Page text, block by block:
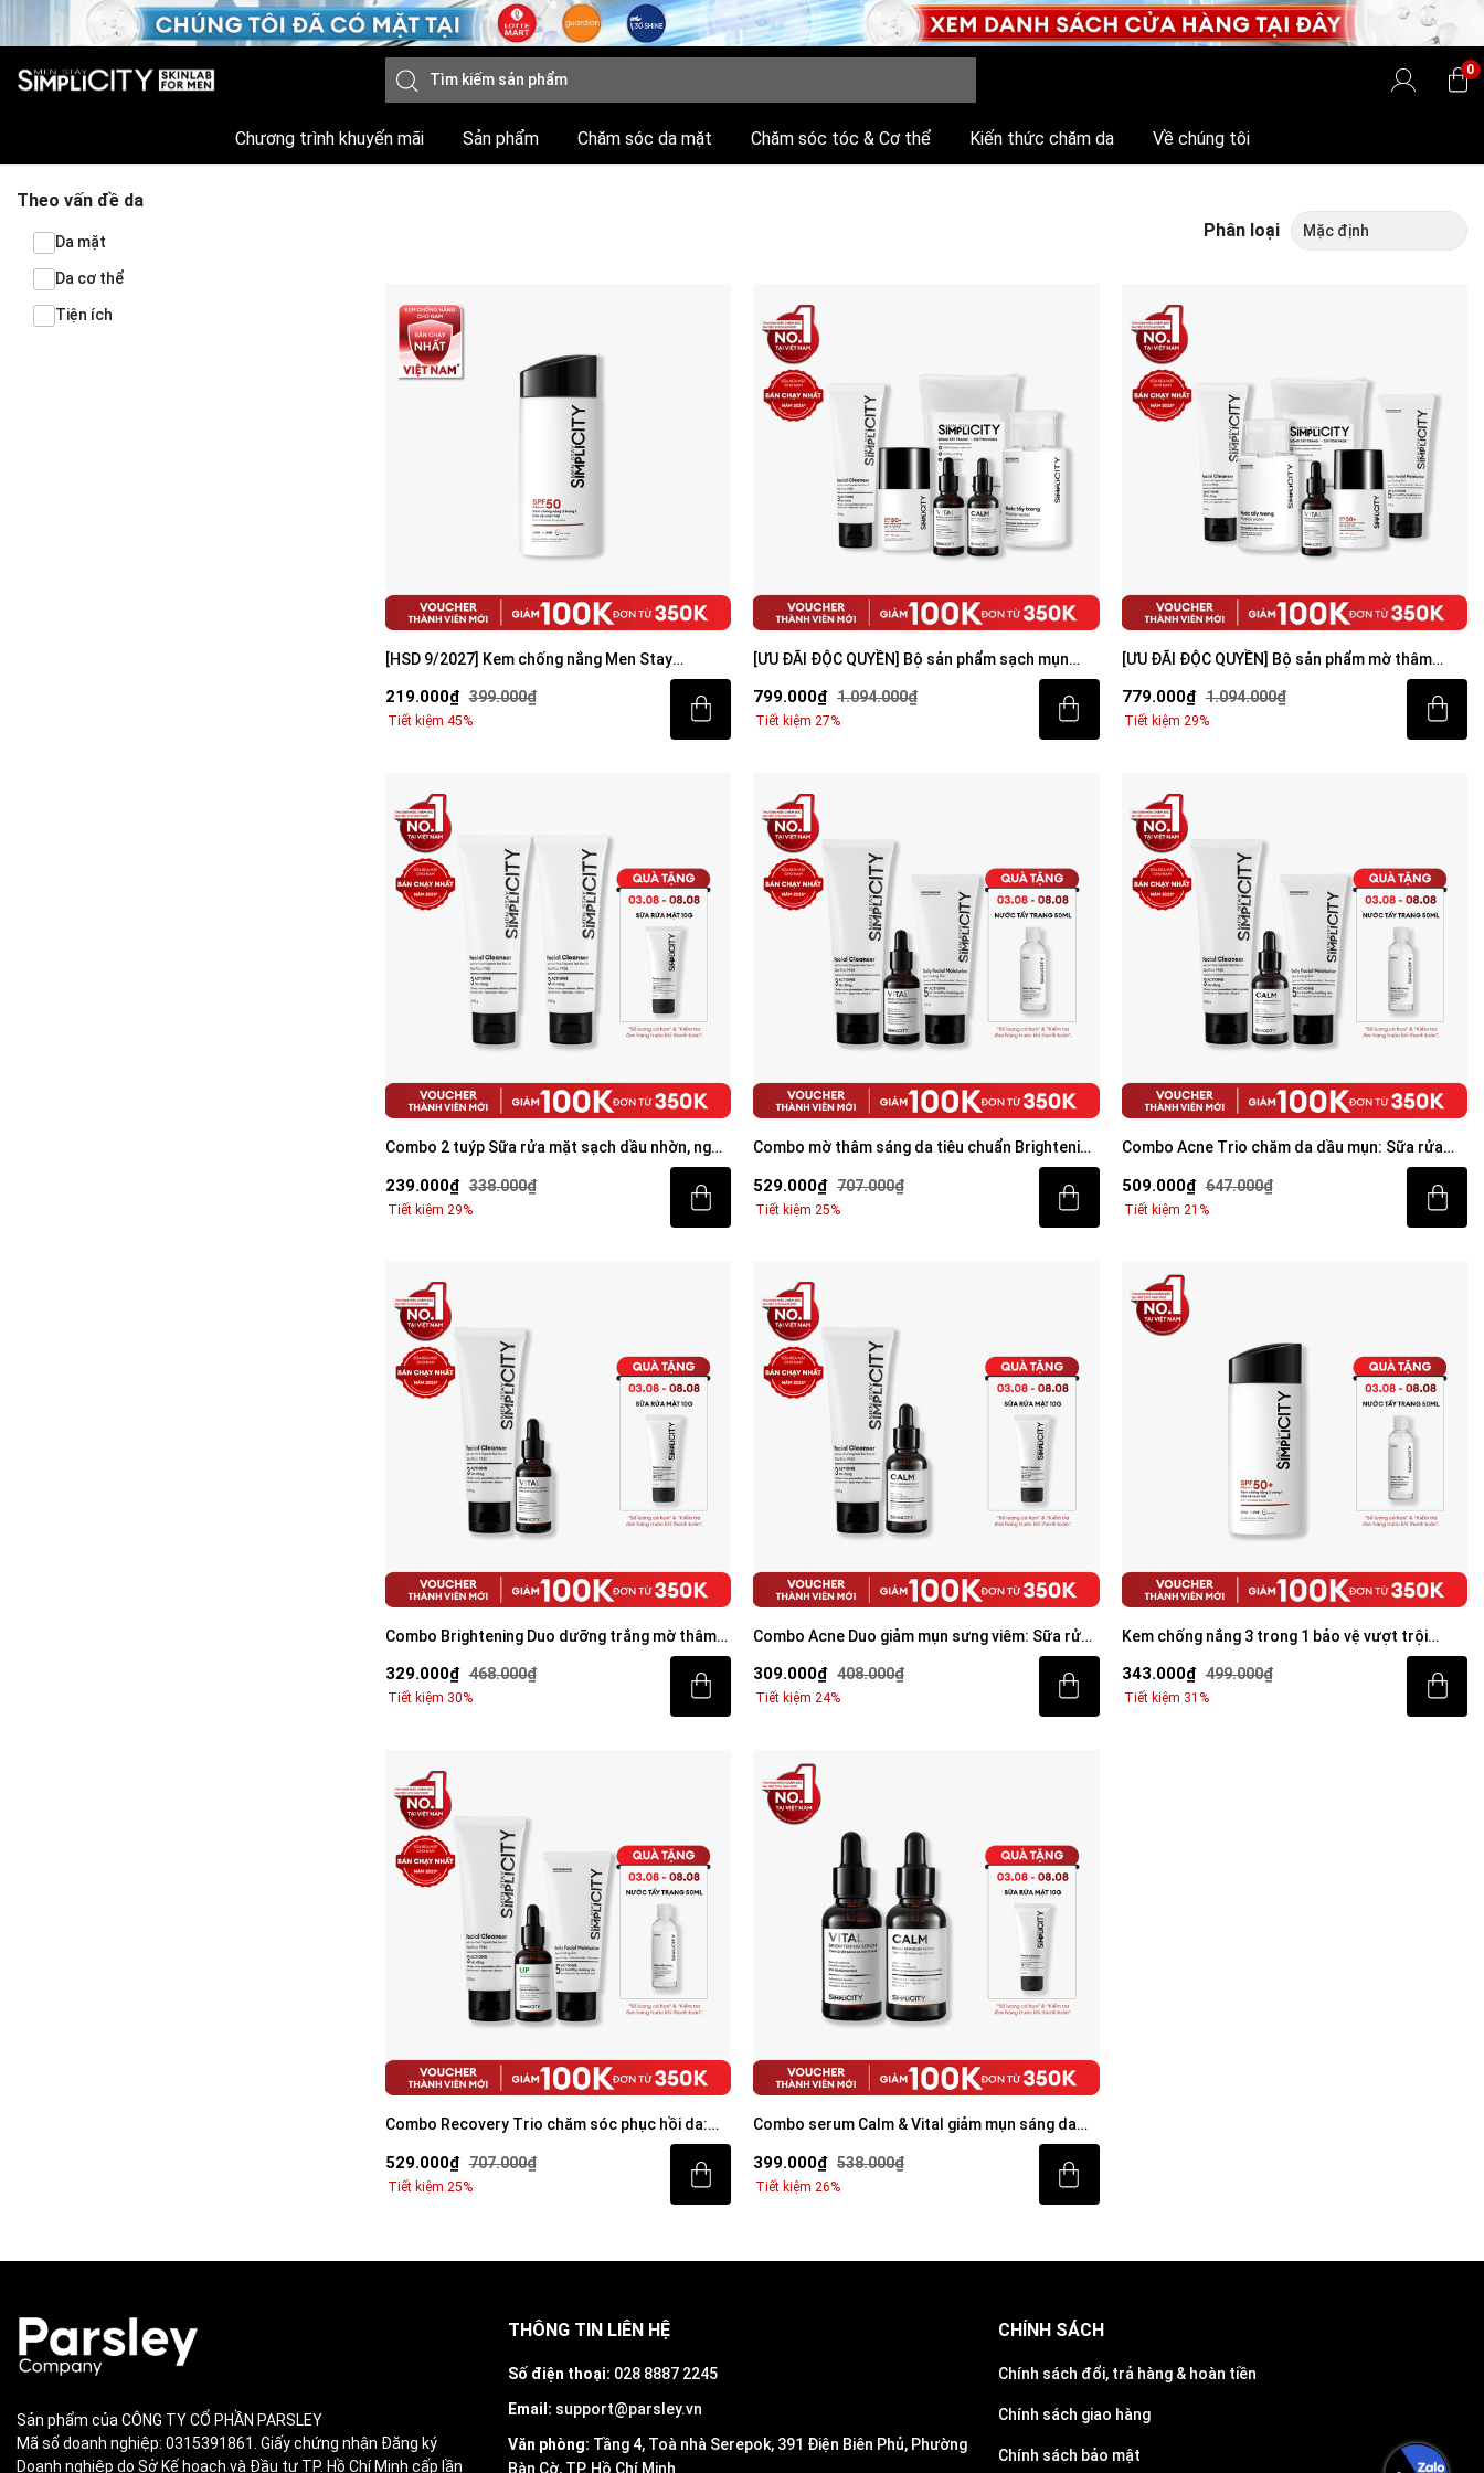
0
Chương trình khuyến mãi Sản phẩm Chăm sóc da mặt Chăm sóc tóc & Cơ thể Kiến thức chăm da Về chúng tôi
Theo vấn đề da
Da mặt
Da cơ thể
Tiện ích
Phân loại
[HSD 9/2027] Kem chống nắng Men Stay
Simplicity 3-in-1 Invisible Sunscreen 80ml
(2025)
219.000₫ 399.000₫
Tiết kiệm 45%
[ƯU ĐÃI ĐỘC QUYỀN] Bộ sản phẩm sạch mụn
799.000₫ 1.094.000₫
Tiết kiệm 27%
[ƯU ĐÃI ĐỘC QUYỀN] Bộ sản phẩm mờ thâm
779.000₫ 1.094.000₫
Tiết kiệm 29%
Combo 2 tuýp Sữa rửa mặt sạch dầu nhờn, ngừa
239.000₫ 338.000₫
Tiết kiệm 29%
Combo mờ thâm sáng da tiêu chuẩn Brightening
529.000₫ 707.000₫
Tiết kiệm 25%
Combo Acne Trio chăm da dầu mụn: Sữa rửa
mặt 100g, Serum Calm 30ml, Kem dưỡng ẩm 80g
509.000₫ 647.000₫
Tiết kiệm 21%
Combo Brightening Duo dưỡng trắng mờ thâm
tiết kiệm: Sữa rửa mặt 100g & Serum Vital 30ml
329.000₫ 468.000₫
Tiết kiệm 30%
Combo Acne Duo giảm mụn sưng viêm: Sữa rửa
309.000₫ 408.000₫
Tiết kiệm 24%
Kem chống nắng 3 trong 1 bảo vệ vượt trội
Invisible Sunscreen 80ml với SPF 50+ PA++++
343.000₫ 499.000₫
Tiết kiệm 31%
Combo Recovery Trio chăm sóc phục hồi da:
Sữa rửa mặt 100g, Serum UP 30ml, Kem dưỡng
ẩm 80g
529.000₫ 707.000₫
Tiết kiệm 25%
Combo serum Calm & Vital giảm mụn sáng da
Niacinamide 30ml
399.000₫ 538.000₫
Tiết kiệm 26%
Sản phẩm của CÔNG TY CỔ PHẦN PARSLEY
Mã số doanh nghiệp: 0315391861. Giấy chứng nhận Đăng ký
Doanh nghiệp do Sở Kế hoạch và Đầu tư TP. Hồ Chí Minh cấp lần
THÔNG TIN LIÊN HỆ
Số điện thoại: 028 8887 2245
Email: support@parsley.vn
Văn phòng: Tầng 4, Toà nhà Serepok, 391 Điện Biên Phủ, Phường
Bàn Cờ, TP. Hồ Chí Minh
CHÍNH SÁCH
Chính sách đổi, trả hàng & hoàn tiền
Chính sách giao hàng
Chính sách bảo mật